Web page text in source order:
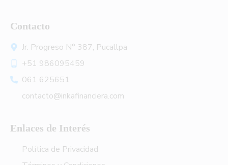
Contacto
Jr. Progreso N° 387, Pucallpa
+51 986095459
061 625651
contacto@inkafinanciera.com
Enlaces de Interés
Política de Privacidad